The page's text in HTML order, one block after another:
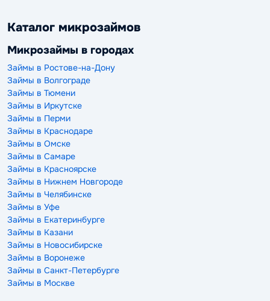
Каталог микрозаймов
Микрозаймы в городах
Займы в Ростове-на-Дону
Займы в Волгограде
Займы в Тюмени
Займы в Иркутске
Займы в Перми
Займы в Краснодаре
Займы в Омске
Займы в Самаре
Займы в Красноярске
Займы в Нижнем Новгороде
Займы в Челябинске
Займы в Уфе
Займы в Екатеринбурге
Займы в Казани
Займы в Новосибирске
Займы в Воронеже
Займы в Санкт-Петербурге
Займы в Москве